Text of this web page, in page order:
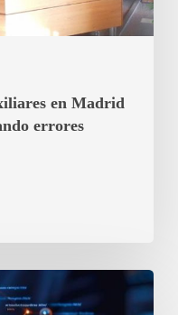
en Madrid
errores